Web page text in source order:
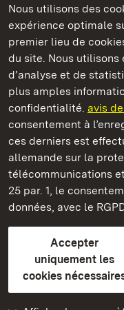
Nous utilisons des
expérience optimale
premier lieu de
du site. Nous
d’analyse et de
plus amples
confidentialité. avis
consentement à
ces derniers est
allemande sur la
télécommunications
25 par. 1, le
données, avec le
Accepter
uniquement les
cookies
Châteaux et jardins
Staatliche Schlösser und
Châteaux et jardins
ContactFAQ et
Protection des
Explications sur
BITV-konform
plus loin
Accueil
Monuments